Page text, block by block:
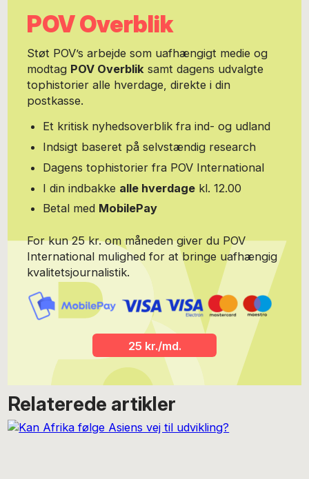
POV Overblik
Støt POV’s arbejde som uafhængigt medie og
modtag POV Overbliksamt dagens udvalgte
tophistorier alle hverdage, direkte i din
postkasse.
Et kritisk nyhedsoverblik fra ind- og udland
Indsigt baseret på selvstændig research
Dagens tophistorier fra POV International
I din indbakke alle hverdage kl. 12.00
Betal med MobilePay
For kun 25 kr. om måneden giver du POV
International mulighed for at bringe uafhængig
kvalitetsjournalistik.
25 kr./md.
Relaterede artikler